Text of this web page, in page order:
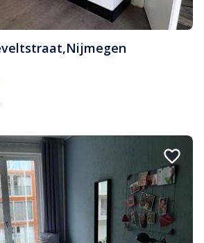
,Nijmegen